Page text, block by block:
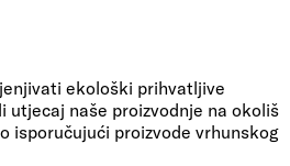
ekološki prihvatljive
utjecaj naše proizvodnje na okoliš
isporučujući proizvode vrhunskog